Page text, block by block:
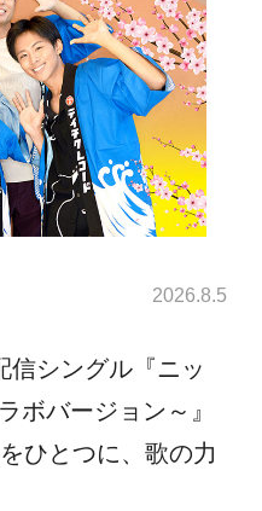
2026.8.5
信シングル『ニッ
ボバージョン～』
ひとつに、歌の力